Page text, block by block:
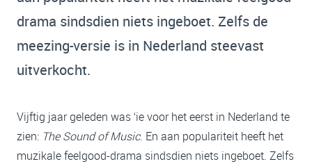
drama sindsdien niets ingeboet. Zelfs de
meezing-versie is in Nederland steevast
uitverkocht.
Vijftig jaar geleden was ‘ie voor het eerst in Nederland te
zien: The Sound of Music. En aan populariteit heeft het
muzikale feelgood-drama sindsdien niets ingeboet. Zelfs